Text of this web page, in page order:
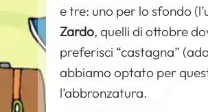
e tre: uno per lo sfondo
Zardo, quelli di ottobre
preferisci “castagna”
abbiamo optato per
l’abbronzatura.